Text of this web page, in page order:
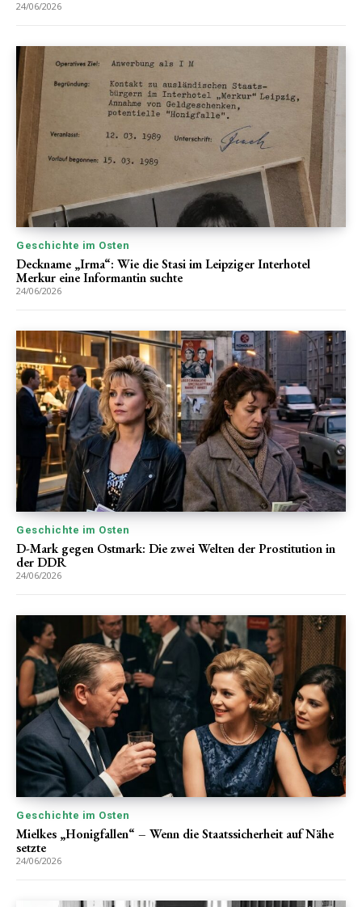
24/06/2026
Geschichte im Osten
Deckname „Irma“: Wie die Stasi im Leipziger Interhotel
Merkur eine Informantin suchte
24/06/2026
Geschichte im Osten
D-Mark gegen Ostmark: Die zwei Welten der Prostitution in
der DDR
24/06/2026
Geschichte im Osten
Mielkes „Honigfallen“ – Wenn die Staatssicherheit auf Nähe
setzte
24/06/2026